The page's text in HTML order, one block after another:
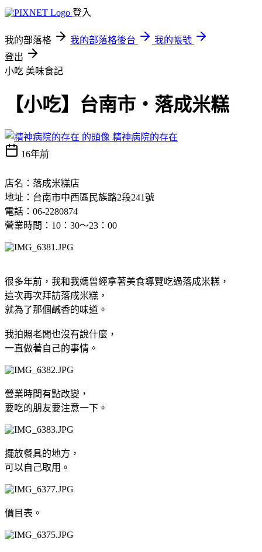
登入
我的部落格 我的部落格後台
我的帳號
登出
小吃 美味食記
【小吃】台南市‧落成米糕
精神病院的存在
16年前
店名：落成米糕店
地址： 台南市中西區民族路2段241號
電話： 06-2280874
營業時間：10：30～23：00
很多年前，我和我媽曾經拿著美食導覽吃過落成米糕，
這次再次拜訪落成米糕，
就為了那個鹹香的味道。
我拍照老闆也沒有說什麼，
一直做著自己的事情。
營業時間有點改變，
要吃的朋友要注意一下。
擺放餐具的地方，
可以自己取用。
價目表。